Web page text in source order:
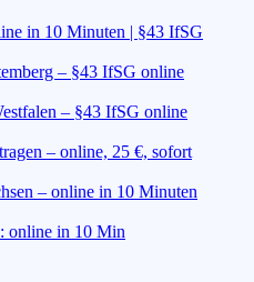
in 10 Minuten | §43 IfSG
– §43 IfSG online
– §43 IfSG online
– online, 25 €, sofort
– online in 10 Minuten
online in 10 Min